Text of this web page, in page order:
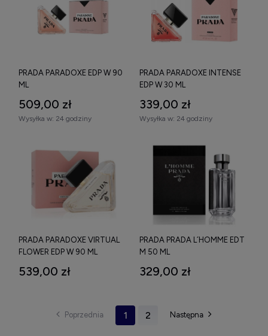
PRADA PARADOXE EDP W 90
ML
509,00 zł
Wysyłka w: 24 godziny
PRADA PARADOXE INTENSE
EDP W 30 ML
339,00 zł
Wysyłka w: 24 godziny
PRADA PARADOXE VIRTUAL
FLOWER EDP W 90 ML
539,00 zł
PRADA PRADA L´HOMME EDT
M 50 ML
329,00 zł
1 2